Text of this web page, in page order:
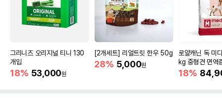
그리니즈 오리지널 티니 130
개입
18% 53,000원
[2개세트] 리얼트릿 한우 50g
28% 5,000원
로얄캐닌 독 미
kg 중형견 면역
18%